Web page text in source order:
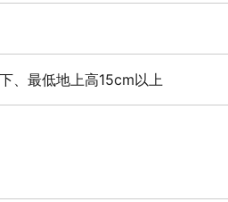
、最低地上高15cm以上